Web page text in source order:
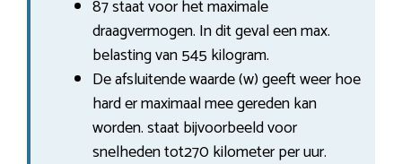
87 staat voor het maximale
draagvermogen. In dit geval een max.
belasting van 545 kilogram.
De afsluitende waarde (w) geeft weer hoe
hard er maximaal mee gereden kan
worden. staat bijvoorbeeld voor
snelheden tot270 kilometer per uur.